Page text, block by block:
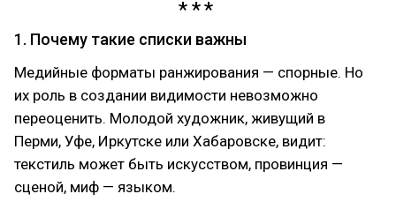
1. Почему такие списки важны
Медийные форматы ранжирования — спорные. Но
их роль в создании видимости невозможно
переоценить. Молодой художник, живущий в
Перми, Уфе, Иркутске или Хабаровске, видит:
текстиль может быть искусством, провинция —
сценой, миф — языком.